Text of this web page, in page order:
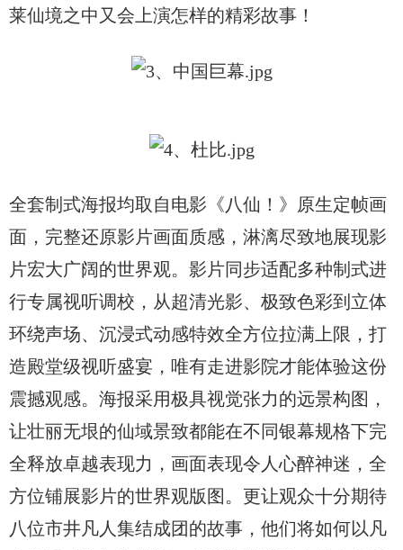
莱仙境之中又会上演怎样的精彩故事！
全套制式海报均取自电影《八仙！》原生定帧画
面，完整还原影片画面质感，淋漓尽致地展现影
片宏大广阔的世界观。影片同步适配多种制式进
行专属视听调校，从超清光影、极致色彩到立体
环绕声场、沉浸式动感特效全方位拉满上限，打
造殿堂级视听盛宴，唯有走进影院才能体验这份
震撼观感。海报采用极具视觉张力的远景构图，
让壮丽无垠的仙域景致都能在不同银幕规格下完
全释放卓越表现力，画面表现令人心醉神迷，全
方位铺展影片的世界观版图。更让观众十分期待
八位市井凡人集结成团的故事，他们将如何以凡